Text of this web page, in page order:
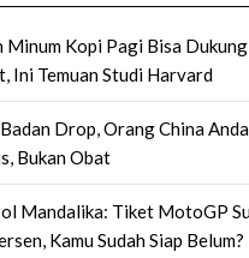
Minum Kopi Pagi Bisa
Ini Temuan Studi Harvard
Drop, Orang China
Bukan Obat
Mandalika: Tiket MotoGP
Kamu Sudah Siap Belum?